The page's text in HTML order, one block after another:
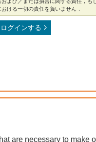
ける一切の責任を負いません．
グインする
はコンテンツのライセンサーに帰属し
are necessary to make